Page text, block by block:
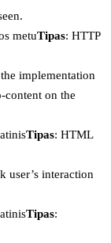
metuTipas: HTTP
implementation
content on the
Tipas: HTML
user’s interaction
Tipas: